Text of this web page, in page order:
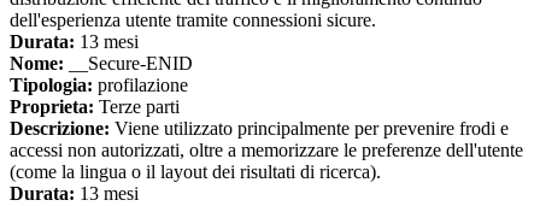
dell'esperienza utente tramite connessioni sicure.
Durata: 13 mesi
Nome: __Secure-ENID
Tipologia: profilazione
Proprieta: Terze parti
Descrizione: Viene utilizzato principalmente per prevenire frodi e
accessi non autorizzati, oltre a memorizzare le preferenze dell'utente
(come la lingua o il layout dei risultati di ricerca).
Durata: 13 mesi